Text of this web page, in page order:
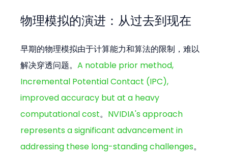
物理模拟的演进：从过去到现在
早期的物理模拟由于计算能力和算法的限制，难以
解决穿透问题。A notable prior method,
Incremental Potential Contact (IPC),
improved accuracy but at a heavy
computational cost。 NVIDIA's approach
represents a significant advancement in
addressing these long-standing challenges。